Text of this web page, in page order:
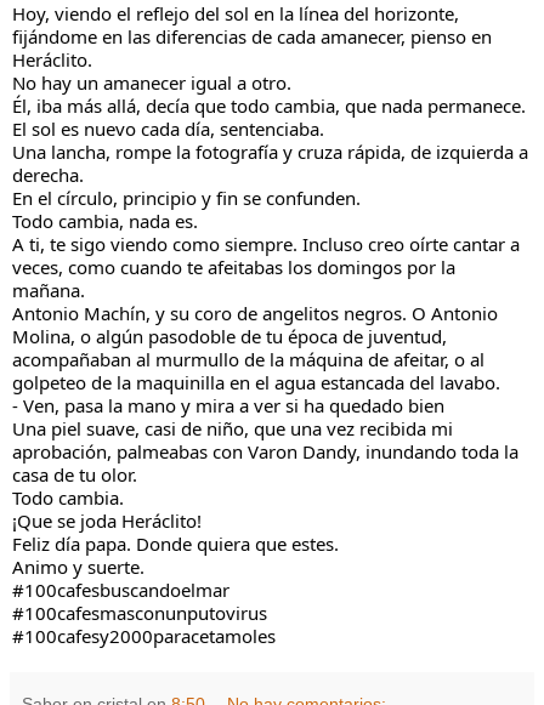
Hoy, viendo el reflejo del sol en la línea del horizonte,
fijándome en las diferencias de cada amanecer, pienso en
Heráclito.
No hay un amanecer igual a otro.
Él, iba más allá, decía que todo cambia, que nada permanece.
El sol es nuevo cada día, sentenciaba.
Una lancha, rompe la fotografía y cruza rápida, de izquierda a
derecha.
En el círculo, principio y fin se confunden.
Todo cambia, nada es.
A ti, te sigo viendo como siempre. Incluso creo oírte cantar a
veces, como cuando te afeitabas los domingos por la
mañana.
Antonio Machín, y su coro de angelitos negros. O Antonio
Molina, o algún pasodoble de tu época de juventud,
acompañaban al murmullo de la máquina de afeitar, o al
golpeteo de la maquinilla en el agua estancada del lavabo.
- Ven, pasa la mano y mira a ver si ha quedado bien
Una piel suave, casi de niño, que una vez recibida mi
aprobación, palmeabas con Varon Dandy, inundando toda la
casa de tu olor.
Todo cambia.
¡Que se joda Heráclito!
Feliz día papa. Donde quiera que estes.
Animo y suerte.
#100cafesbuscandoelmar
#100cafesmasconunputovirus
#100cafesy2000paracetamoles